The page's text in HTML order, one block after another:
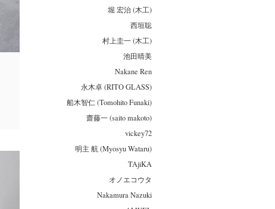
堀 宏治 (木工)
西垣聡
村上圭一 (木工)
池田晴美
Nakane Ren
永木卓 (RITO GLASS)
船木智仁 (Tomohito Funaki)
齋藤一 (saito makoto)
vickey72
明主 航 (Myosyu Wataru)
TAjiKA
オノエコウタ
Nakamura Nazuki